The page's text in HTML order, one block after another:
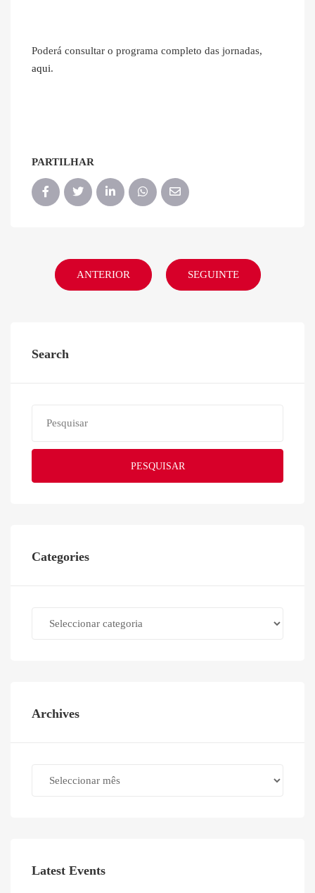
Poderá consultar o programa completo das jornadas,
aqui.
PARTILHAR
ANTERIOR SEGUINTE
Search
PESQUISAR
Categories
Archives
Latest Events